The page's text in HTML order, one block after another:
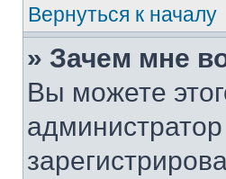
Вернуться к началу
» Зачем мне
Вы можете